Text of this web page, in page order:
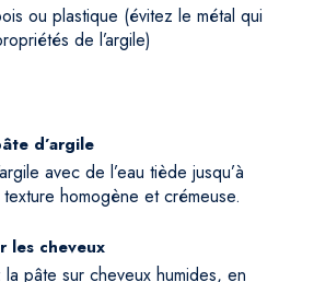
ou plastique (évitez le métal qui
de l’argile)
d’argile
avec de l’eau tiède jusqu’à
homogène et crémeuse.
les cheveux
la pâte sur cheveux humides, en